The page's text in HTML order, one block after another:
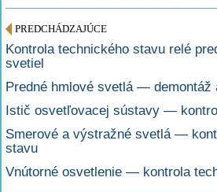
PREDCHÁDZAJÚCE
Kontrola technického stavu relé
svetiel
Predné hmlové svetlá — demontáž
Istič osvetľovacej sústavy —
Smerové a výstražné svetlá —
stavu
Vnútorné osvetlenie — kontrola